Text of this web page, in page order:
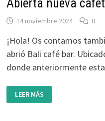
Abierta nueva
14 noviembre 2024 0
¡Hola! Os contamos
abrió Bali café bar.
donde anteriormente
ABIERTA
NUEVA
CAFETERÍA:
LEER MÁS